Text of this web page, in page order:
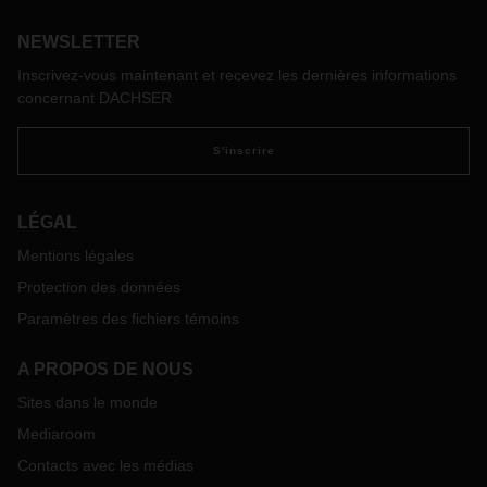
prolongation du jour férié du nouvel an lunaire jusqu'au 2
principalement le 10 février.
officiellement le 10 février. À partir du lundi 3 février, selon
de personnel réduit sera prévu pour accéder au le bâtiment
pour gérer les expéditions critiques et minimiser l'impact
comme détention, frais de stockage, libération TLX etc.
les services de base.
La date de réouverture change quotidiennement et est
susceptible de changer en fonction de la situation
NEWSLETTER
Inscrivez-vous maintenant et recevez les dernières informations
concernant DACHSER
S'inscrire
LÉGAL
Mentions légales
Protection des données
Paramètres des fichiers témoins
A PROPOS DE NOUS
Sites dans le monde
Mediaroom
Contacts avec les médias